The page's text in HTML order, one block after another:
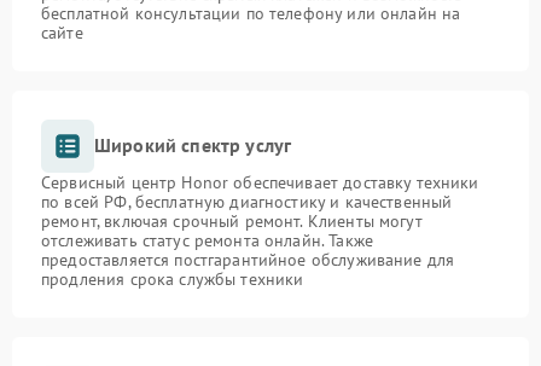
бесплатной консультации по телефону или онлайн на
сайте
Широкий спектр услуг
Сервисный центр Honor обеспечивает доставку техники
по всей РФ, бесплатную диагностику и качественный
ремонт, включая срочный ремонт. Клиенты могут
отслеживать статус ремонта онлайн. Также
предоставляется постгарантийное обслуживание для
продления срока службы техники